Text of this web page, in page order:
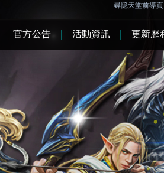
尋憶天堂前導頁